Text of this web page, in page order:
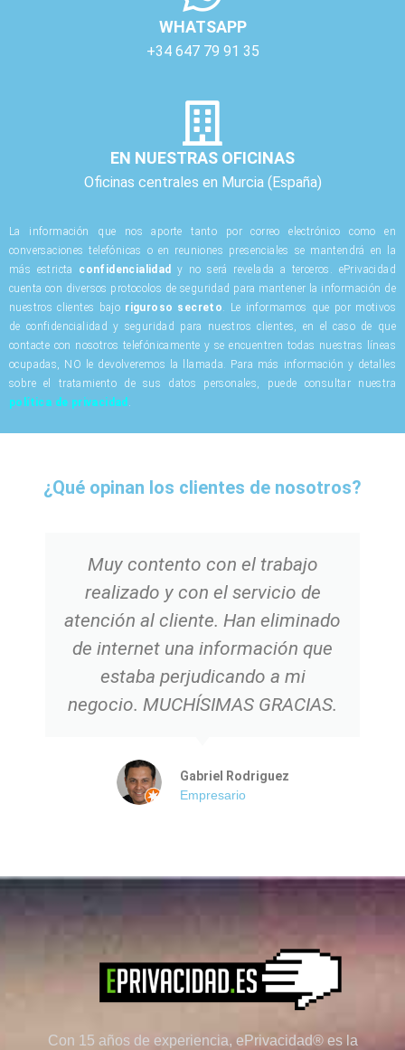
WHATSAPP
+34 647 79 91 35
EN NUESTRAS OFICINAS
Oficinas centrales en Murcia (España)
La información que nos aporte tanto por correo electrónico como en
conversaciones telefónicas o en reuniones presenciales se mantendrá en la
más estricta confidencialidad
y no será revelada a terceros. ePrivacidad
cuenta con diversos protocolos de seguridad para mantener la información de
nuestros clientes bajo riguroso secreto. Le informamos que por motivos
de confidencialidad y seguridad para nuestros clientes, en el caso de que
contacte con nosotros telefónicamente y se encuentren todas nuestras líneas
ocupadas, NO le devolveremos la llamada. Para más información y detalles
sobre el tratamiento de sus datos personales, puede consultar nuestra
política de privacidad .
¿Qué opinan los clientes de nosotros?
Muy contento con el trabajo
realizado y con el servicio de
atención al cliente. Han eliminado
de internet una información que
estaba perjudicando a mi
negocio. MUCHÍSIMAS GRACIAS.
Gabriel Rodriguez
Empresario
Con 15 años de experiencia, ePrivacidad® es la